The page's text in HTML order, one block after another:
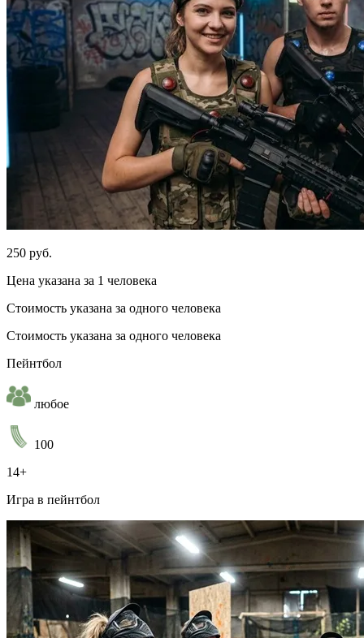
250 руб.
Цена указана за 1 человека
Стоимость указана за одного человека
Стоимость указана за одного человека
Пейнтбол
любое
100
14+
Игра в пейнтбол